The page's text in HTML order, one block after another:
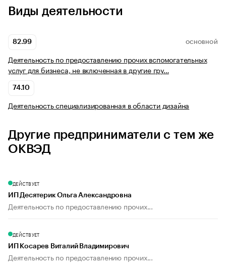
Виды деятельности
82.99 ОСНОВНОЙ
Деятельность по предоставлению прочих вспомогательных
услуг для бизнеса, не включенная в другие гру…
74.10
Деятельность специализированная в области дизайна
Другие предприниматели с тем же
ОКВЭД
ДЕЙСТВУЕТ
ИП Десятерик Ольга Александровна
Деятельность по предоставлению прочих...
ДЕЙСТВУЕТ
ИП Косарев Виталий Владимирович
Деятельность по предоставлению прочих...